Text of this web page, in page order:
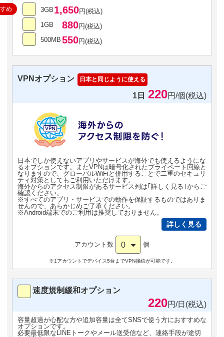
3GB 1,650円(税込)
め
1GB 880円(税込)
500MB 550円(税込)
VPNオプション 日本と同じように使える
1日 220円/個(税込)
日本でしか使えないアプリやサービスが海外でも使えるようにな
るオプションです。またVPNは暗号化されたプライベート回線と
なりますので、グローバルWiFiと併用することで二重のセキュリ
ティ対策としてもご利用いただけます。
海外からのアクセス制限があるサービス列は｢詳しく見る｣からご
確認ください。
※すべてのアプリ・サービスでの動作を保証するものではありま
せんので、あらかじめご了承ください。
※Android端末でのご利用は推奨しておりません。
詳しく見る
アカウント数 0 個
※1アカウントでデバイス5台までVPN接続が可能です。
速度規制緩和オプション
220円/日(税込)
容量超過が心配な方や追加容量は全てSNSで使う方におすすめな
オプションです。
必要最低限なLINEトークやメール送受信など、連絡手段が途切